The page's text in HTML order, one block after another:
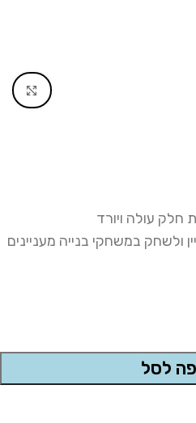
Click to enlarge
עולה ויורד
ולשחק במשחקי בנייה מעניינים
לסל